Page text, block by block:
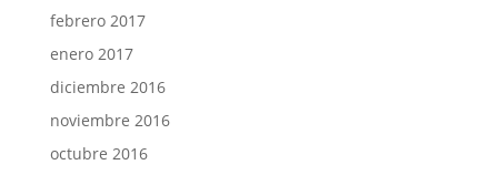
febrero 2017
enero 2017
diciembre 2016
noviembre 2016
octubre 2016